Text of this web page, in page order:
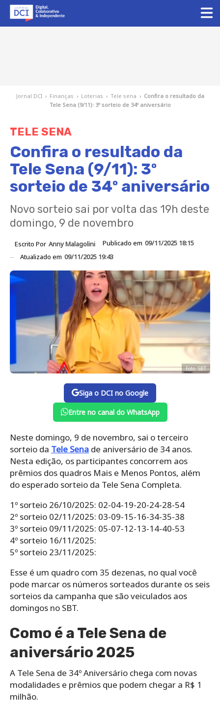
Jornal DCI › Finanças › Loterias › Tele sena › Confira o resultado da
Tele Sena (9/11): 3º sorteio de 34º aniversário
TELE SENA
Confira o resultado da
Tele Sena (9/11): 3º
sorteio de 34º aniversário
Novo sorteio sai por volta das 19h deste
domingo, 9 de novembro
Escrito Por Anny Malagolini Publicado em 09/11/2025 18:15
Atualizado em 09/11/2025 19:43
Foto: SBT
Siga o DCI no Google
Entre no canal do WhatsApp
Neste domingo, 9 de novembro, sai o terceiro
sorteio da Tele Sena de aniversário de 34 anos.
Nesta edição, os participantes concorrem aos
prêmios dos quadros Mais e Menos Pontos, além
do esperado sorteio da Tele Sena Completa.
1º sorteio 26/10/2025: 02-04-19-20-24-28-54
2º sorteio 02/11/2025: 03-09-15-16-34-35-38
3º sorteio 09/11/2025: 05-07-12-13-14-40-53
4º sorteio 16/11/2025:
5º sorteio 23/11/2025:
Esse é um quadro com 35 dezenas, no qual você
pode marcar os números sorteados durante os seis
sorteios da campanha que são veiculados aos
domingos no SBT.
Como é a Tele Sena de
aniversário 2025
A Tele Sena de 34º Aniversário chega com novas
modalidades e prêmios que podem chegar a R$ 1
milhão.